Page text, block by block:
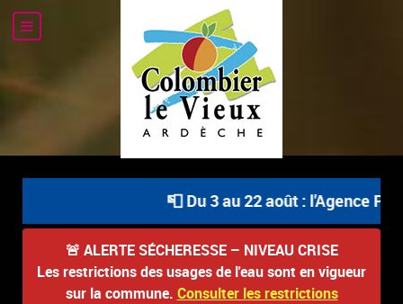
📮 Du 3 au 22 août : l'Agence
🚨 ALERTE SÉCHERESSE – NIVEAU CRISE
Les restrictions des usages de l'eau sont en vigueur
sur la commune. Consulter les restrictions